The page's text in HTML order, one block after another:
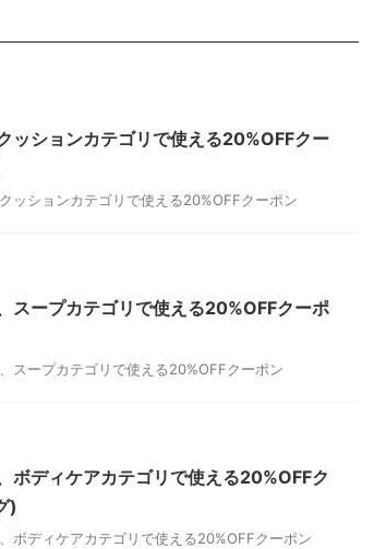
ッションカテゴリで使える20%OFFクー
ッションカテゴリで使える20%OFFクーポン
スープカテゴリで使える20%OFFクーポ
スープカテゴリで使える20%OFFクーポン
ボディケアカテゴリで使える20%OFFク
)
ボディケアカテゴリで使える20%OFFクーポン